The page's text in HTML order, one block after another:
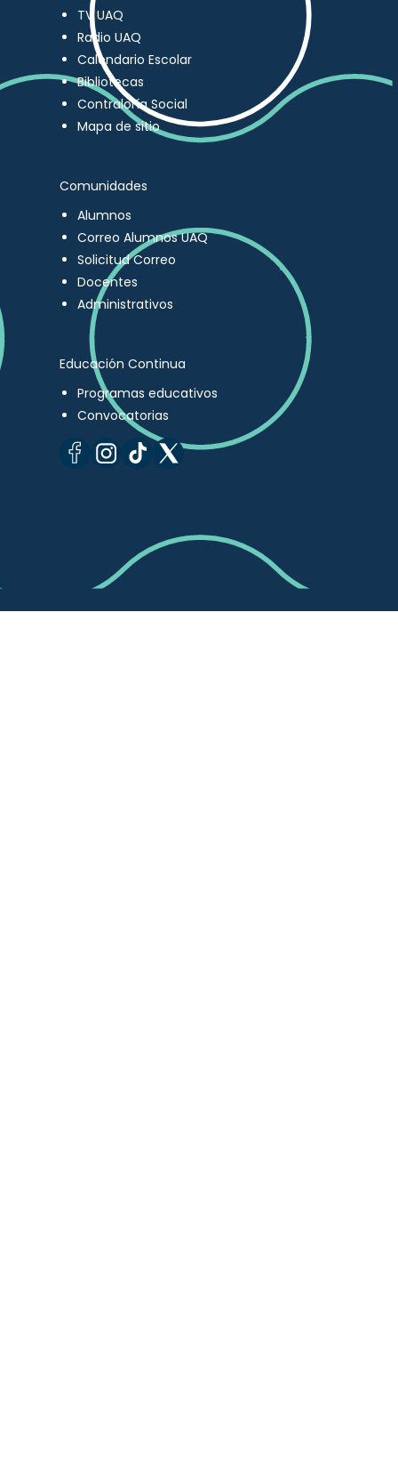
TV UAQ
Radio UAQ
Calendario Escolar
Bibliotecas
Contraloría Social
Mapa de sitio
Comunidades
Alumnos
Correo Alumnos UAQ
Solicitud Correo
Docentes
Administrativos
Educación Continua
Programas educativos
Convocatorias